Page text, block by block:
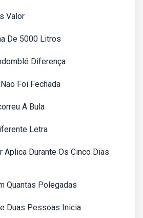
Valor
De 5000 Litros
Diferença
Foi Fechada
A Bula
Letra
Aplica Durante Os Cinco Dias
Quantas Polegadas
Duas Pessoas Inicia